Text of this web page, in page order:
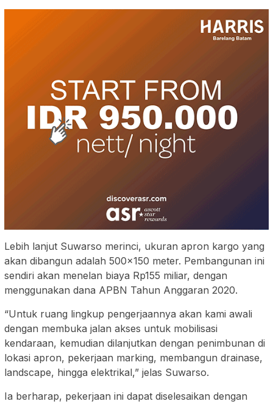
Lebih lanjut Suwarso merinci, ukuran apron kargo yang
akan dibangun adalah 500×150 meter. Pembangunan ini
sendiri akan menelan biaya Rp155 miliar, dengan
menggunakan dana APBN Tahun Anggaran 2020.
“Untuk ruang lingkup pengerjaannya akan kami awali
dengan membuka jalan akses untuk mobilisasi
kendaraan, kemudian dilanjutkan dengan penimbunan di
lokasi apron, pekerjaan marking, membangun drainase,
landscape, hingga elektrikal,” jelas Suwarso.
Ia berharap, pekerjaan ini dapat diselesaikan dengan